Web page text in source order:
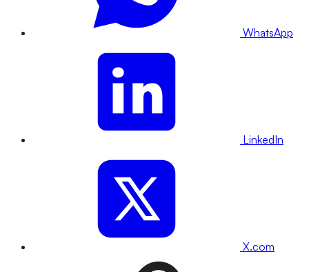
WhatsApp
LinkedIn
X.com